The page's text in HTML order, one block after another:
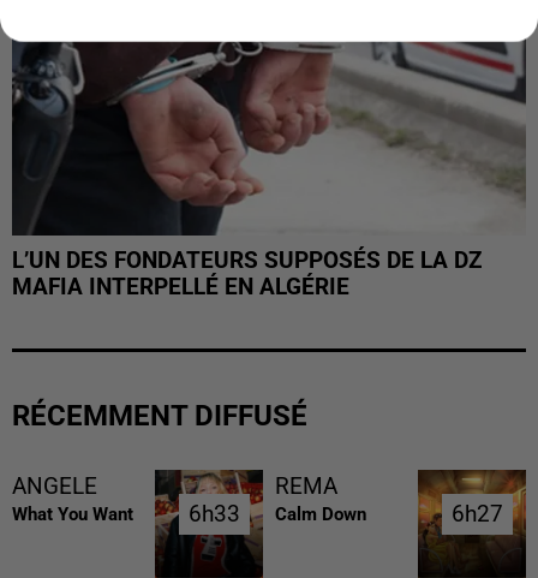
L’UN DES FONDATEURS SUPPOSÉS DE LA DZ
MAFIA INTERPELLÉ EN ALGÉRIE
RÉCEMMENT DIFFUSÉ
ANGELE
What You Want 6h33
6h33
REMA
Calm Down 6h27
6h27